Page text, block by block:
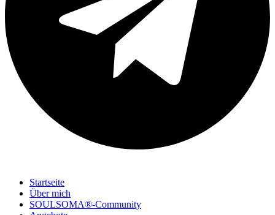
Startseite
Über mich
SOULSOMA®-Community